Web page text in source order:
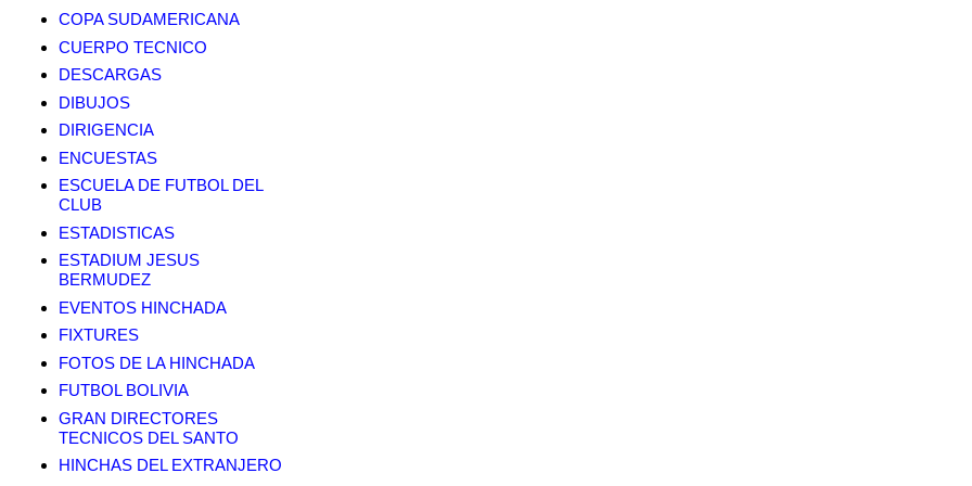
COPA SUDAMERICANA
CUERPO TECNICO
DESCARGAS
DIBUJOS
DIRIGENCIA
ENCUESTAS
ESCUELA DE FUTBOL DEL
CLUB
ESTADISTICAS
ESTADIUM JESUS
BERMUDEZ
EVENTOS HINCHADA
FIXTURES
FOTOS DE LA HINCHADA
FUTBOL BOLIVIA
GRAN DIRECTORES
TECNICOS DEL SANTO
HINCHAS DEL EXTRANJERO